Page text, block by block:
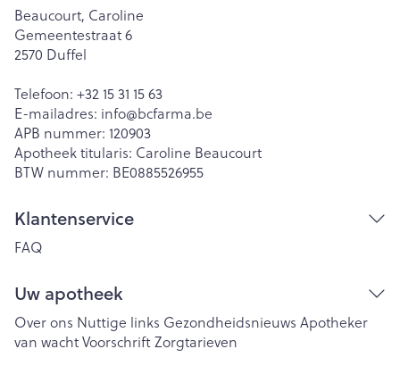
Beaucourt, Caroline
Gemeentestraat 6
2570 Duffel
Telefoon: +32 15 31 15 63
E-mailadres: info@bcfarma.be
APB nummer: 120903
Apotheek titularis: Caroline Beaucourt
BTW nummer: BE0885526955
Klantenservice
FAQ
Uw apotheek
Over ons Nuttige links Gezondheidsnieuws Apotheker
van wachtVoorschriftZorgtarieven